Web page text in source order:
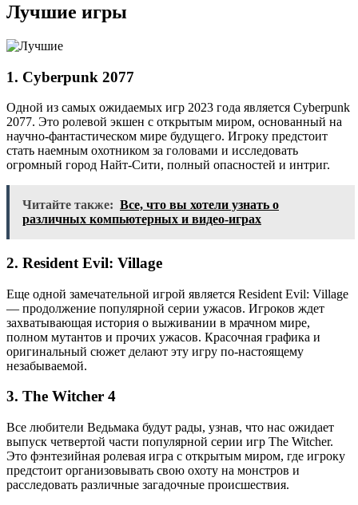
Лучшие игры
1. Cyberpunk 2077
Одной из самых ожидаемых игр 2023 года является Cyberpunk
2077. Это ролевой экшен с открытым миром, основанный на
научно-фантастическом мире будущего. Игроку предстоит
стать наемным охотником за головами и исследовать
огромный город Найт-Сити, полный опасностей и интриг.
Читайте также: Все, что вы хотели узнать о
различных компьютерных и видео-играх
2. Resident Evil: Village
Еще одной замечательной игрой является Resident Evil: Village
— продолжение популярной серии ужасов. Игроков ждет
захватывающая история о выживании в мрачном мире,
полном мутантов и прочих ужасов. Красочная графика и
оригинальный сюжет делают эту игру по-настоящему
незабываемой.
3. The Witcher 4
Все любители Ведьмака будут рады, узнав, что нас ожидает
выпуск четвертой части популярной серии игр The Witcher.
Это фэнтезийная ролевая игра с открытым миром, где игроку
предстоит организовывать свою охоту на монстров и
расследовать различные загадочные происшествия.